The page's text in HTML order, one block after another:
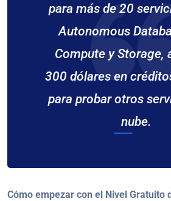
para más de 20
Autonomous
Compute y Storage,
300 dólares en
para probar otros
nube.
Cómo empezar con el Nivel Gratuito